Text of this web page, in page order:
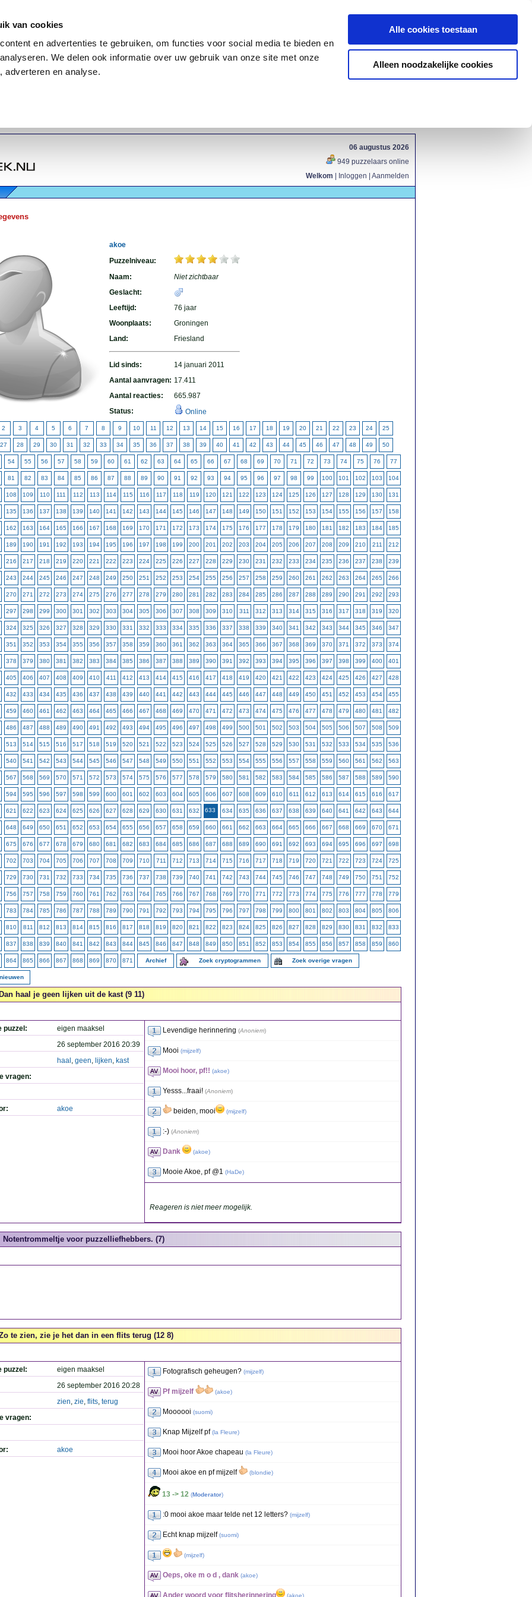
van cookies
en advertenties te gebruiken, om functies voor social media te bieden en
We delen ook informatie over uw gebruik van onze site met onze
adverteren en analyse.
Alle cookies toestaan
Alleen noodzakelijke cookies
06 augustus 2026
949 puzzelaars online
Welkom
Inloggen Aanmelden
akoe
Puzzelniveau:
Naam:
Niet zichtbaar
Geslacht:
Leeftijd:
76 jaar
Woonplaats:
Groningen
Land:
Friesland
Lid sinds:
14 januari 2011
Aantal aanvragen: 17.411
Aantal reacties:
665.987
Status:
Online
2 3 4 5 6 7 8 9 10 11 12 13 14 15 16 17 18 19 20 21 22 23 24 25
27 28 29 30 31 32 33 34 35 36 37 38 39 40 41 42 43 44 45 46 47 48 49 50
54 55 56 57 58 59 60 61 62 63 64 65 66 67 68 69 70 71 72 73 74 75 76 77
81 82 83 84 85 86 87 88 89 90 91 92 93 94 95 96 97 98 99 100 101 102 103 104
108 109 110 111 112 113 114 115 116 117 118 119 120 121 122 123 124 125 126 127 128 129 130 131
135 136 137 138 139 140 141 142 143 144 145 146 147 148 149 150 151 152 153 154 155 156 157 158
162 163 164 165 166 167 168 169 170 171 172 173 174 175 176 177 178 179 180 181 182 183 184 185
189 190 191 192 193 194 195 196 197 198 199 200 201 202 203 204 205 206 207 208 209 210 211 212
216 217 218 219 220 221 222 223 224 225 226 227 228 229 230 231 232 233 234 235 236 237 238 239
243 244 245 246 247 248 249 250 251 252 253 254 255 256 257 258 259 260 261 262 263 264 265 266
270 271 272 273 274 275 276 277 278 279 280 281 282 283 284 285 286 287 288 289 290 291 292 293
297 298 299 300 301 302 303 304 305 306 307 308 309 310 311 312 313 314 315 316 317 318 319 320
324 325 326 327 328 329 330 331 332 333 334 335 336 337 338 339 340 341 342 343 344 345 346 347
351 352 353 354 355 356 357 358 359 360 361 362 363 364 365 366 367 368 369 370 371 372 373 374
378 379 380 381 382 383 384 385 386 387 388 389 390 391 392 393 394 395 396 397 398 399 400 401
405 406 407 408 409 410 411 412 413 414 415 416 417 418 419 420 421 422 423 424 425 426 427 428
432 433 434 435 436 437 438 439 440 441 442 443 444 445 446 447 448 449 450 451 452 453 454 455
459 460 461 462 463 464 465 466 467 468 469 470 471 472 473 474 475 476 477 478 479 480 481 482
486 487 488 489 490 491 492 493 494 495 496 497 498 499 500 501 502 503 504 505 506 507 508 509
513 514 515 516 517 518 519 520 521 522 523 524 525 526 527 528 529 530 531 532 533 534 535 536
540 541 542 543 544 545 546 547 548 549 550 551 552 553 554 555 556 557 558 559 560 561 562 563
567 568 569 570 571 572 573 574 575 576 577 578 579 580 581 582 583 584 585 586 587 588 589 590
594 595 596 597 598 599 600 601 602 603 604 605 606 607 608 609 610 611 612 613 614 615 616 617
621 622 623 624 625 626 627 628 629 630 631 632 633 634 635 636 637 638 639 640 641 642 643 644
648 649 650 651 652 653 654 655 656 657 658 659 660 661 662 663 664 665 666 667 668 669 670 671
675 676 677 678 679 680 681 682 683 684 685 686 687 688 689 690 691 692 693 694 695 696 697 698
702 703 704 705 706 707 708 709 710 711 712 713 714 715 716 717 718 719 720 721 722 723 724 725
729 730 731 732 733 734 735 736 737 738 739 740 741 742 743 744 745 746 747 748 749 750 751 752
756 757 758 759 760 761 762 763 764 765 766 767 768 769 770 771 772 773 774 775 776 777 778 779
783 784 785 786 787 788 789 790 791 792 793 794 795 796 797 798 799 800 801 802 803 804 805 806
810 811 812 813 814 815 816 817 818 819 820 821 822 823 824 825 826 827 828 829 830 831 832 833
837 838 839 840 841 842 843 844 845 846 847 848 849 850 851 852 853 854 855 856 857 858 859 860
864 865 866 867 868 869 870 871 Archief Zoek cryptogrammen Zoek overige vragen
haal je geen lijken uit de kast (9 11)
puzzel:
eigen maaksel
26 september 2016 20:39
haal , geen, lijken, kast
vragen:
akoe
Levendige herinnering (Anoniem)
Mooi (mijzelf)
Mooi hoor, pf!! (akoe)
Yesss...fraai! (Anoniem)
beiden, mooi (mijzelf)
:-) (Anoniem)
Dank (akoe)
Mooie Akoe, pf @1 (HaDe)
Reageren is niet meer mogelijk.
Notentrommeltje voor puzzelliefhebbers. (7)
te zien, zie je het dan in een flits terug (12 8)
puzzel:
eigen maaksel
26 september 2016 20:28
zien, zie, flits, terug
vragen:
akoe
Fotografisch geheugen? (mijzelf)
Pf mijzelf (akoe)
Moooooi (suomi)
Knap Mijzelf pf (la Fleure)
Mooi hoor Akoe chapeau (la Fleure)
Mooi akoe en pf mijzelf (blondie)
13 -> 12 (Moderator)
:0 mooi akoe maar telde net 12 letters? (mijzelf)
Echt knap mijzelf (suomi)
(mijzelf)
Oeps, oke m o d , dank (akoe)
Ander woord voor flitsherinnering (akoe)